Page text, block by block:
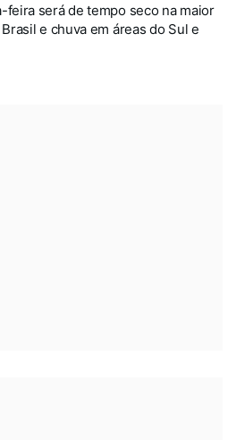
feira será de tempo seco na maior
e chuva em áreas do Sul e